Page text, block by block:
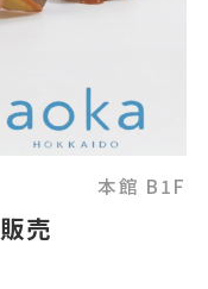
本館 B1F
売